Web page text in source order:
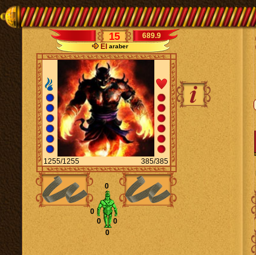
15
689.9
El araber
1255/1255 385/385
0
0
0
0 0